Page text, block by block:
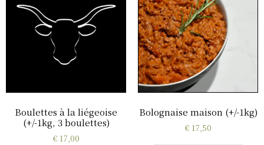
Boulettes à la liégeoise
(+/-1kg, 3 boulettes)
€17,00
Bolognaise maison (+/-1kg)
€17,50